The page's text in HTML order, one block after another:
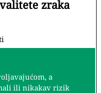
zraka
a
ili nikakav rizik